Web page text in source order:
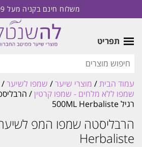
משלוח חינם בקניה מעל 199 ש"ח
תפריט
עמוד הבית/ מוצרי שיער/ שמפו לשיער/
שמפו ללא מלחים - שמפו קרטין/
רגיל 500ML Herbaliste
Herbaliste